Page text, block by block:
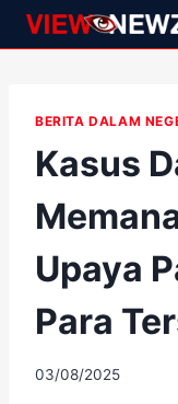
Skip
to
BERITA DALAM
Kasus
Upaya
Para
By
03/08/2025